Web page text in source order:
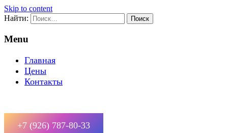
Skip to content
Найти:
Menu
Главная
Цены
Контакты
+7 (926) 787-80-33